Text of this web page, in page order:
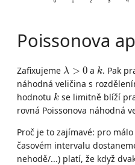
Poissonova
Zafixujeme λ > 0
λ >0 a k
k. Pak
náhodná veličina s
hodnotu k
k se limitně blíží
rovná Poissonova náhodná
Proč je to zajímavé: pro
časovém intervalu
nehodě/...) platí, že když